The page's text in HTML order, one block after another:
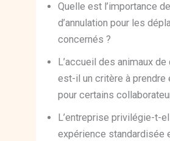
Quelle est l’importance
d’annulation pour les
concernés ?
L’accueil des animaux
est-il un critère à prendre
pour certains
L’entreprise privilégie-t-
expérience standardisée